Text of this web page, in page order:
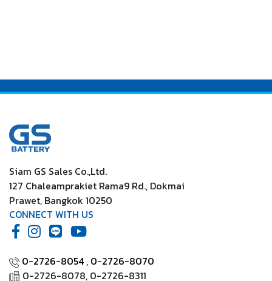
Siam GS Sales Co.,Ltd.
127 Chaleamprakiet Rama9 Rd., Dokmai
Prawet, Bangkok 10250
CONNECT WITH US
0-2726-8054 , 0-2726-8070
0-2726-8078, 0-2726-8311